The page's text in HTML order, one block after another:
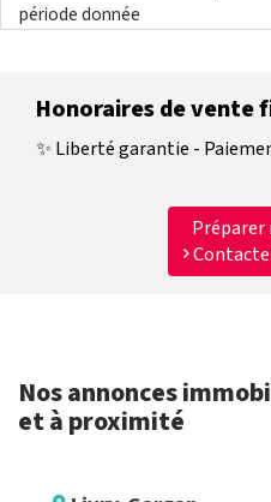
période donnée
Honoraires de vente
✨ Liberté garantie -
Préparer
Nos annonces
et à proximité